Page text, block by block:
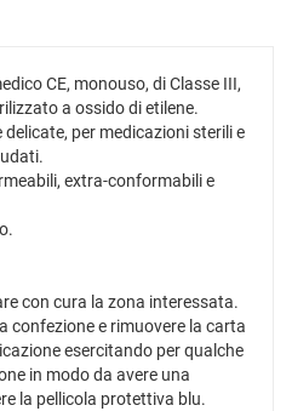
CE, monouso, di Classe III,
a ossido di etilene.
per medicazioni sterili e
extra-conformabili e
con cura la zona interessata.
confezione e rimuovere la carta
esercitando per qualche
in modo da avere una
la pellicola protettiva blu.